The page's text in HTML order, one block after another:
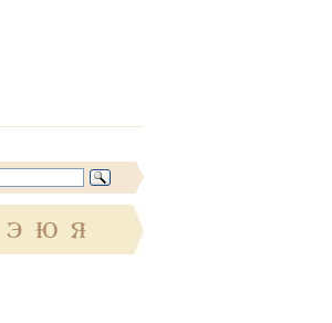
Э Ю Я